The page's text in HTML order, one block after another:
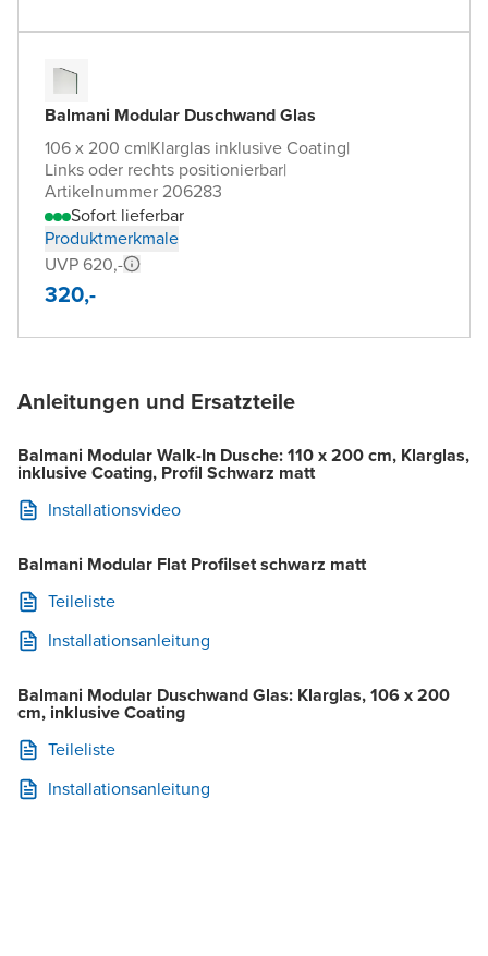
Balmani Modular Duschwand Glas
106 x 200 cm|Klarglas inklusive Coating|
Links oder rechts positionierbar|
Artikelnummer 206283
Sofort lieferbar
Produktmerkmale
UVP 620,-
320,-
Anleitungen und Ersatzteile
Balmani Modular Walk-In Dusche: 110 x 200 cm, Klarglas,
inklusive Coating, Profil Schwarz matt
Installationsvideo
Balmani Modular Flat Profilset schwarz matt
Teileliste
Installationsanleitung
Balmani Modular Duschwand Glas: Klarglas, 106 x 200
cm, inklusive Coating
Teileliste
Installationsanleitung